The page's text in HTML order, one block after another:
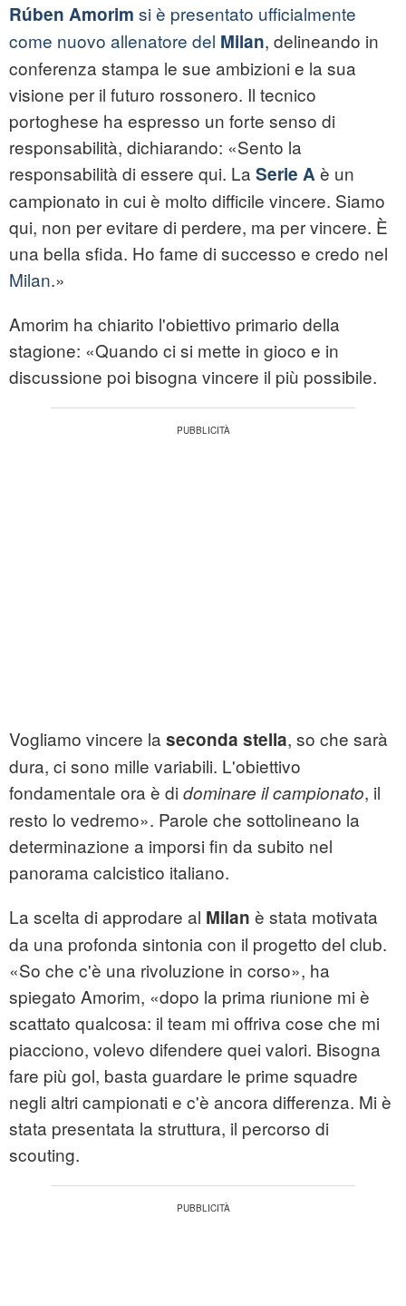
Rúben Amorim si è presentato ufficialmente
come nuovo allenatore del Milan, delineando in
conferenza stampa le sue ambizioni e la sua
visione per il futuro rossonero. Il tecnico
portoghese ha espresso un forte senso di
responsabilità, dichiarando: «Sento la
responsabilità di essere qui. La Serie Aè un
campionato in cui è molto difficile vincere. Siamo
qui, non per evitare di perdere, ma per vincere. È
una bella sfida. Ho fame di successo e credo nel
Milan.»
Amorim ha chiarito l'obiettivo primario della
stagione: «Quando ci si mette in gioco e in
discussione poi bisogna vincere il più possibile.
Vogliamo vincere la seconda stella, so che sarà
dura, ci sono mille variabili. L'obiettivo
fondamentale ora è di dominare il campionato, il
resto lo vedremo». Parole che sottolineano la
determinazione a imporsi fin da subito nel
panorama calcistico italiano.
La scelta di approdare al Milan è stata motivata
da una profonda sintonia con il progetto del club.
«So che c'è una rivoluzione in corso», ha
spiegato Amorim, «dopo la prima riunione mi è
scattato qualcosa: il team mi offriva cose che mi
piacciono, volevo difendere quei valori. Bisogna
fare più gol, basta guardare le prime squadre
negli altri campionati e c'è ancora differenza. Mi è
stata presentata la struttura, il percorso di
scouting.